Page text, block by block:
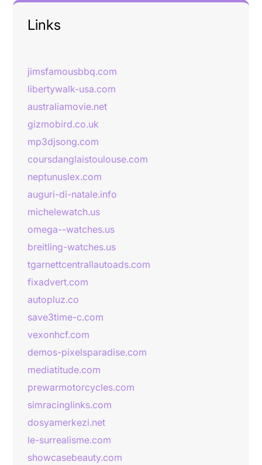
Links
jimsfamousbbq.com
libertywalk-usa.com
australiamovie.net
gizmobird.co.uk
mp3djsong.com
coursdanglaistoulouse.com
neptunuslex.com
auguri-di-natale.info
michelewatch.us
omega--watches.us
breitling-watches.us
tgarnettcentrallautoads.com
fixadvert.com
autopluz.co
save3time-c.com
vexonhcf.com
demos-pixelsparadise.com
mediatitude.com
prewarmotorcycles.com
simracinglinks.com
dosyamerkezi.net
le-surrealisme.com
showcasebeauty.com